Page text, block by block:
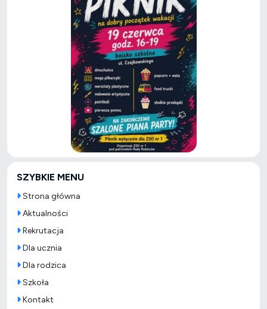
SZYBKIE MENU
Strona główna
Aktualności
Rekrutacja
Dla ucznia
Dla rodzica
Szkoła
Kontakt